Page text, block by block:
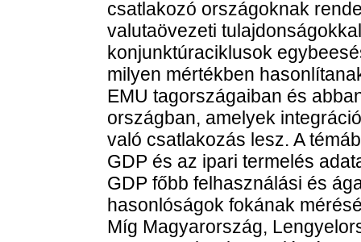
csatlakozó országoknak
valutaövezeti
konjunktúraciklusok
milyen mértékben
EMU tagországaiban és
országban, amelyek
való csatlakozás lesz. A
GDP és az ipari termelés
GDP főbb felhasználási és
hasonlóságok fokának
Míg Magyarország,